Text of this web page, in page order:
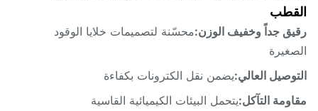
جداً وخفيف الوزن:محسّنة لتصميمات خلايا الوقود
العالي:يضمن نقل الكترونات بكفاءة
التآكل:يتحمل البيئات الكيميائية القاسية